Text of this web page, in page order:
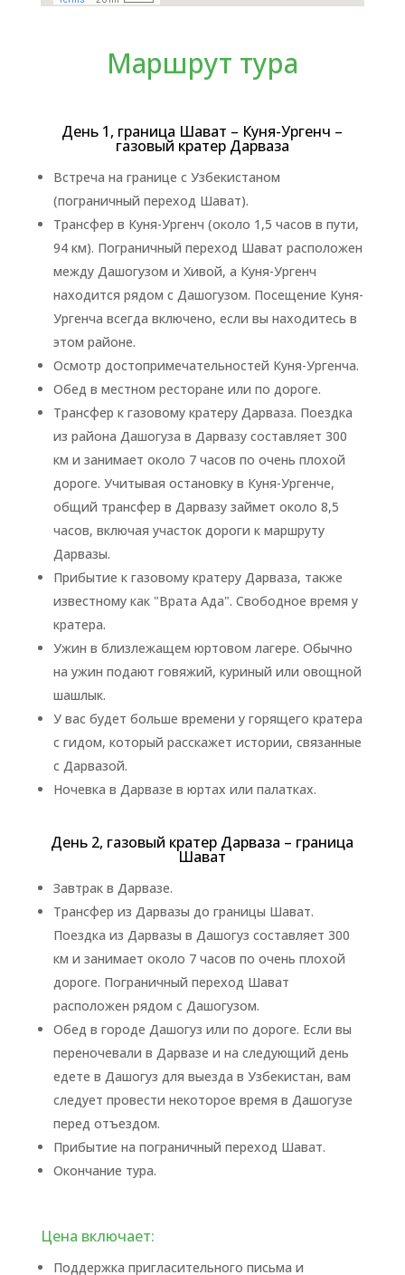
Маршрут тура
День 1, граница Шават – Куня-Ургенч –
газовый кратер Дарваза
Встреча на границе с Узбекистаном
(пограничный переход Шават).
Трансфер в Куня-Ургенч (около 1,5 часов в пути,
94 км). Пограничный переход Шават расположен
между Дашогузом и Хивой, а Куня-Ургенч
находится рядом с Дашогузом. Посещение Куня-
Ургенча всегда включено, если вы находитесь в
этом районе.
Осмотр достопримечательностей Куня-Ургенча.
Обед в местном ресторане или по дороге.
Трансфер к газовому кратеру Дарваза. Поездка
из района Дашогуза в Дарвазу составляет 300
км и занимает около 7 часов по очень плохой
дороге. Учитывая остановку в Куня-Ургенче,
общий трансфер в Дарвазу займет около 8,5
часов, включая участок дороги к маршруту
Дарвазы.
Прибытие к газовому кратеру Дарваза, также
известному как "Врата Ада". Свободное время у
кратера.
Ужин в близлежащем юртовом лагере. Обычно
на ужин подают говяжий, куриный или овощной
шашлык.
У вас будет больше времени у горящего кратера
с гидом, который расскажет истории, связанные
с Дарвазой.
Ночевка в Дарвазе в юртах или палатках.
День 2, газовый кратер Дарваза – граница
Шават
Завтрак в Дарвазе.
Трансфер из Дарвазы до границы Шават.
Поездка из Дарвазы в Дашогуз составляет 300
км и занимает около 7 часов по очень плохой
дороге. Пограничный переход Шават
расположен рядом с Дашогузом.
Обед в городе Дашогуз или по дороге. Если вы
переночевали в Дарвазе и на следующий день
едете в Дашогуз для выезда в Узбекистан, вам
следует провести некоторое время в Дашогузе
перед отъездом.
Прибытие на пограничный переход Шават.
Окончание тура.
Цена включает:
Поддержка пригласительного письма и